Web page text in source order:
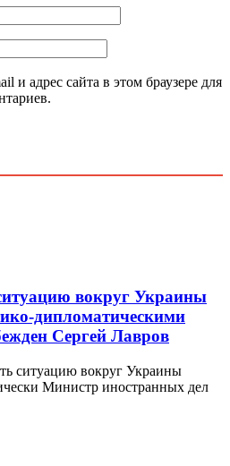
и адрес сайта в этом браузере для
вокруг Украины
дипломатическими
Сергей Лавров
ситуацию вокруг Украины
Министр иностранных дел